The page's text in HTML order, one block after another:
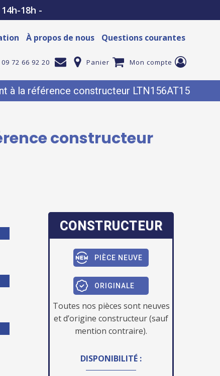
18h -
À propos de nous Questions courantes
09 72 66 92 20 Panier Mon compte
à la référence constructeur LTN156AT15
constructeur
CONSTRUCTEUR
PIÈCE NEUVE
ORIGINALE
Toutes nos pièces sont neuves
et d’origine constructeur (sauf
mention contraire).
DISPONIBILITÉ :